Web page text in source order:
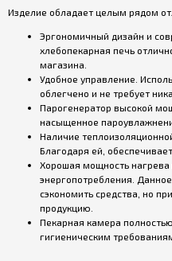
Изделие обладает целым рядом
Эргономичный дизайн и
хлебопекарная печь
магазина.
Удобное управление.
облегчено и не требует
Парогенератор высокой
насыщенное
Наличие
Благодаря ей,
Хорошая мощность нагрева
энергопотребления.
сэкономить средства, но
продукцию.
Пекарная камера
гигиеническим